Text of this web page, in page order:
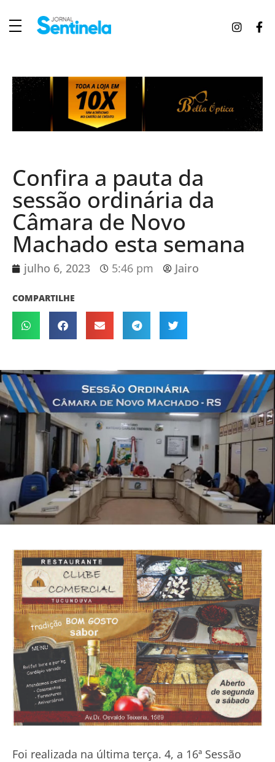
Confira a pauta da
sessão ordinária da
Câmara de Novo
Machado esta semana
julho 6, 2023 5:46 pm Jairo
COMPARTILHE
Foi realizada na última terça. 4, a 16ª Sessão